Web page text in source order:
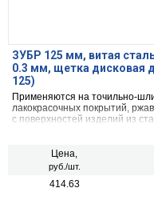
ЗУБР 125 мм, витая
0.3 мм, щетка дисковая
125)
Применяются на точильно-
лакокрасочных покрытий,
с поверхностей изделий из
Цена,
руб./шт.
414.63